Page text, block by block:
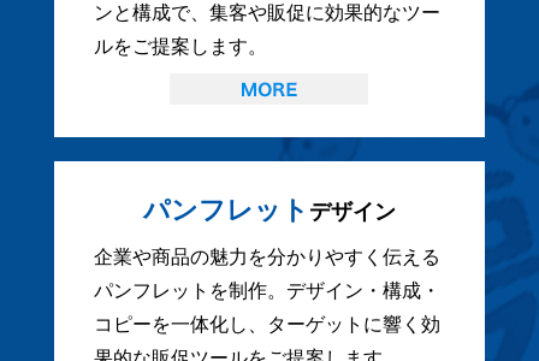
ンと構成で、集客や販促に効果的なツー
ルをご提案します。
パンフレット デザイン
企業や商品の魅力を分かりやすく伝える
パンフレットを制作。デザイン・構成・
コピーを一体化し、ターゲットに響く効